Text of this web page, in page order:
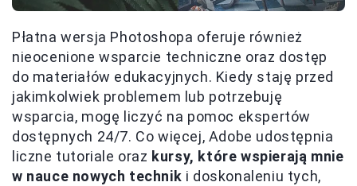
Płatna wersja Photoshopa oferuje również
nieocenione wsparcie techniczne oraz dostęp
do materiałów edukacyjnych. Kiedy staję przed
jakimkolwiek problemem lub potrzebuję
wsparcia, mogę liczyć na pomoc ekspertów
dostępnych 24/7. Co więcej, Adobe udostępnia
liczne tutoriale oraz kursy, które wspierają mnie
w nauce nowych technik i doskonaleniu tych,